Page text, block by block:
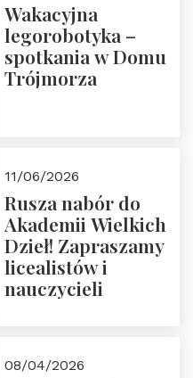
Wakacyjna
legorobotyka –
spotkania w Domu
Trójmorza
11/06/2026
Rusza nabór do
Akademii Wielkich
Dzieł! Zapraszamy
licealistów i
nauczycieli
08/04/2026